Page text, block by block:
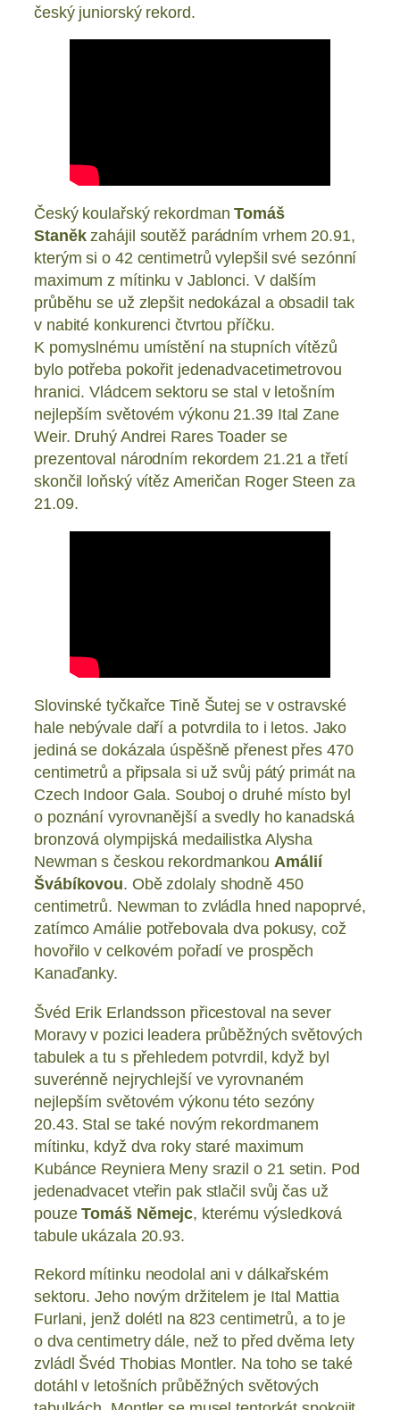
český juniorský rekord.
Český koulařský rekordmanTomáš
Staněkzahájil soutěž parádním vrhem 20.91,
kterým si o 42 centimetrů vylepšil své sezónní
maximum z mítinku v Jablonci. V dalším
průběhu se už zlepšit nedokázal a obsadil tak
v nabité konkurenci čtvrtou příčku.
K pomyslnému umístění na stupních vítězů
bylo potřeba pokořit jedenadvacetimetrovou
hranici. Vládcem sektoru se stal v letošním
nejlepším světovém výkonu 21.39 Ital Zane
Weir. Druhý Andrei Rares Toader se
prezentoval národním rekordem 21.21 a třetí
skončil loňský vítěz Američan Roger Steen za
21.09.
Slovinské tyčkařce Tině Šutej se v ostravské
hale nebývale daří a potvrdila to i letos. Jako
jediná se dokázala úspěšně přenest přes 470
centimetrů a připsala si už svůj pátý primát na
Czech Indoor Gala. Souboj o druhé místo byl
o poznání vyrovnanější a svedly ho kanadská
bronzová olympijská medailistka Alysha
Newman s českou rekordmankouAmálií
Švábíkovou. Obě zdolaly shodně 450
centimetrů. Newman to zvládla hned napoprvé,
zatímco Amálie potřebovala dva pokusy, což
hovořilo v celkovém pořadí ve prospěch
Kanaďanky.
Švéd Erik Erlandsson přicestoval na sever
Moravy v pozici leadera průběžných světových
tabulek a tu s přehledem potvrdil, když byl
suverénně nejrychlejší ve vyrovnaném
nejlepším světovém výkonu této sezóny
20.43. Stal se také novým rekordmanem
mítinku, když dva roky staré maximum
Kubánce Reyniera Meny srazil o 21 setin. Pod
jedenadvacet vteřin pak stlačil svůj čas už
pouzeTomáš Němejc, kterému výsledková
tabule ukázala 20.93.
Rekord mítinku neodolal ani v dálkařském
sektoru. Jeho novým držitelem je Ital Mattia
Furlani, jenž dolétl na 823 centimetrů, a to je
o dva centimetry dále, než to před dvěma lety
zvládl Švéd Thobias Montler. Na toho se také
dotáhl v letošních průběžných světových